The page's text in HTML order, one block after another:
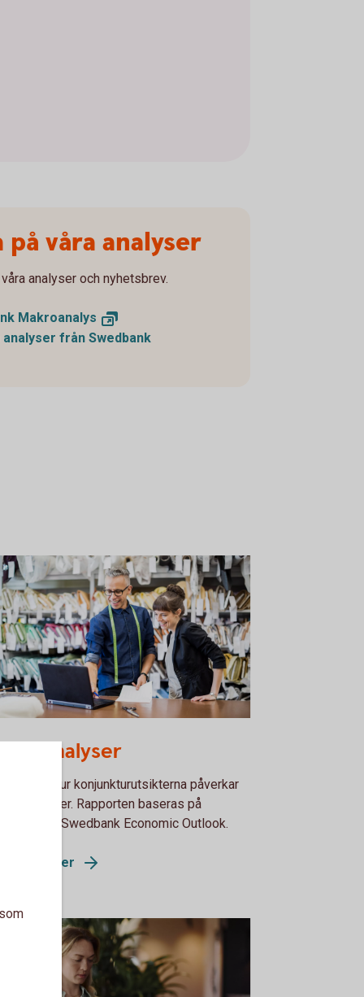
våra analyser
analyser och nyhetsbrev.
Makroanalys
från Swedbank
om hur konjunkturutsikterna påverkar
sektorer. Rapporten baseras på
i Swedbank Economic Outlook.